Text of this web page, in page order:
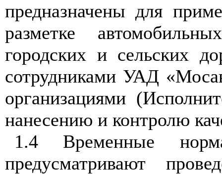
предназначены для
разметке
городских и сельских
сотрудниками УАД
организациями
нанесению и контролю
1.4 Временные
предусматривают